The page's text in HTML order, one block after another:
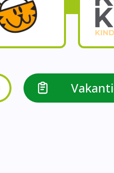
Op onze school krijgen
Op onze school bieden